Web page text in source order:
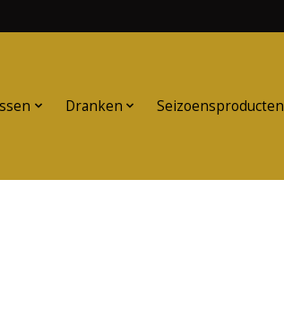
Dranken Seizoensproducten